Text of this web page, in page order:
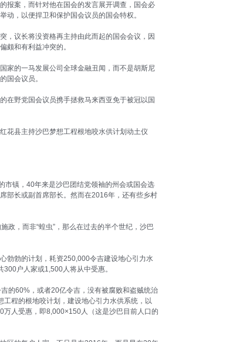
报案，而针对他在国会的发言展开调查，国会必
动，以便捍卫和保护国会议员的国会特权。
，议长将没资格再主持由此而起的国会会议，因
颇和有利益冲突的。
家的一马发展公司全球金融丑闻，而不是胡斯尼
国会议员。
在野党国会议员携手拯救马来西亚免于被冠以国
花县主持沙巴梦想工程根地咬水供计划动土仪
市镇，40年来是沙巴团结党领袖的州会或国会选
部长或副首席部长。然而在2016年，还有些乡村
政，而非“蝗虫”，那么在过去的半个世纪，沙巴
勃勃的计划，耗资250,000令吉建设地心引力水
户人家或1,500人将从中受惠。
的60%，或者20亿令吉，没有被腐败和盗贼统治
程的根地咬计划，建设地心引力水供系统，以
人受惠，即8,000×150人（这是沙巴目前人口的